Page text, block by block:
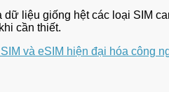
dữ liệu giống hệt các loại SIM
cần thiết.
và eSIM hiện đại hóa công